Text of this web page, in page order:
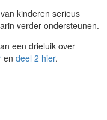
kinderen serieus
verder ondersteunen.
een drieluik over
en deel 2 hier.